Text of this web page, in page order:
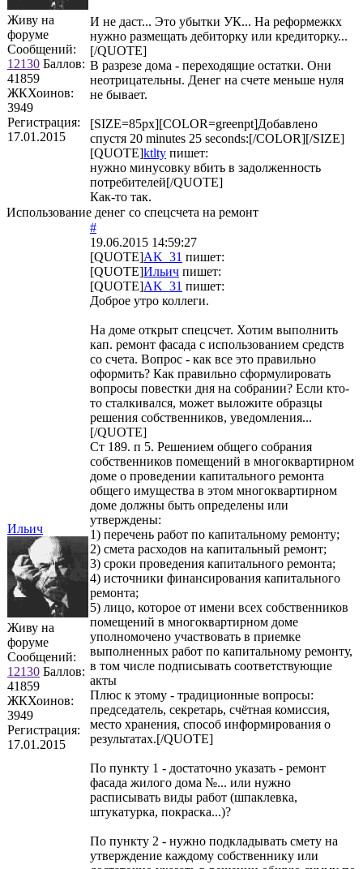
Живу на
форуме
Сообщений:
12130 Баллов:
41859
ЖКХоинов:
3949
Регистрация:
17.01.2015
И не даст... Это убытки УК... На реформежкх
нужно размещать дебиторку или кредиторку...
[/QUOTE]
В разрезе дома - переходящие остатки. Они
неотрицательны. Денег на счете меньше нуля
не бывает.
[SIZE=85px][COLOR=greenpt]Добавлено
спустя 20 minutes 25 seconds:[/COLOR][/SIZE]
[QUOTE]ktlty пишет:
нужно минусовку вбить в задолженность
потребителей[/QUOTE]
Как-то так.
Использование денег со спецсчета на ремонт
Ильич
Живу на
форуме
Сообщений:
12130 Баллов:
41859
ЖКХоинов:
3949
Регистрация:
17.01.2015
#
19.06.2015 14:59:27
[QUOTE]AK_31 пишет:
[QUOTE]Ильич пишет:
[QUOTE]AK_31 пишет:
Доброе утро коллеги.
На доме открыт спецсчет. Хотим выполнить
кап. ремонт фасада с использованием средств
со счета. Вопрос - как все это правильно
оформить? Как правильно сформулировать
вопросы повестки дня на собрании? Если кто-
то сталкивался, может выложите образцы
решения собственников, уведомления...
[/QUOTE]
Ст 189. п 5. Решением общего собрания
собственников помещений в многоквартирном
доме о проведении капитального ремонта
общего имущества в этом многоквартирном
доме должны быть определены или
утверждены:
1) перечень работ по капитальному ремонту;
2) смета расходов на капитальный ремонт;
3) сроки проведения капитального ремонта;
4) источники финансирования капитального
ремонта;
5) лицо, которое от имени всех собственников
помещений в многоквартирном доме
уполномочено участвовать в приемке
выполненных работ по капитальному ремонту,
в том числе подписывать соответствующие
акты
Плюс к этому - традиционные вопросы:
председатель, секретарь, счётная комиссия,
место хранения, способ информирования о
результатах.[/QUOTE]
По пункту 1 - достаточно указать - ремонт
фасада жилого дома №... или нужно
расписывать виды работ (шпаклевка,
штукатурка, покраска...)?
По пункту 2 - нужно подкладывать смету на
утверждение каждому собственнику или